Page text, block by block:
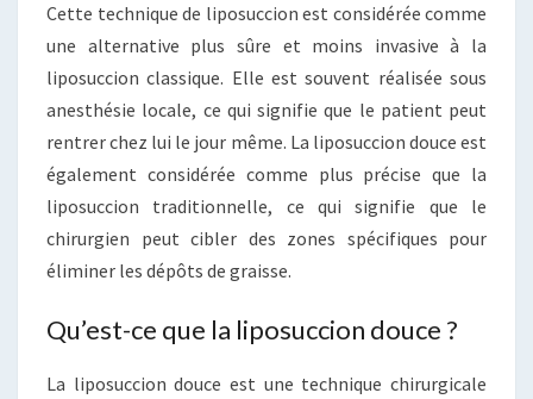
Cette technique de liposuccion est considérée comme
une alternative plus sûre et moins invasive à la
liposuccion classique. Elle est souvent réalisée sous
anesthésie locale, ce qui signifie que le patient peut
rentrer chez lui le jour même. La liposuccion douce est
également considérée comme plus précise que la
liposuccion traditionnelle, ce qui signifie que le
chirurgien peut cibler des zones spécifiques pour
éliminer les dépôts de graisse.
Qu’est-ce que la liposuccion douce ?
La liposuccion douce est une technique chirurgicale